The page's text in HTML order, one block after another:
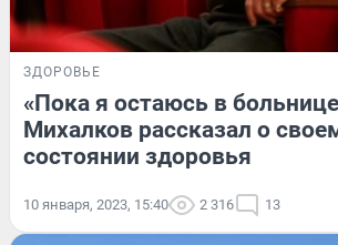
ЗДОРОВЬЕ
«Пока я остаюсь в
Михалков рассказал о
состоянии здоровья
10 января, 2023, 15:40 2 316 13